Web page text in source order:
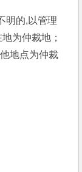
明的,以管理
为仲裁地；
地点为仲裁